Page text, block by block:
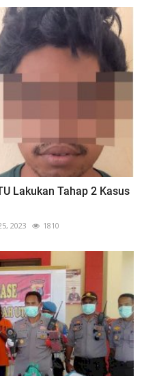
Lakukan Tahap 2 Kasus
2023 1810